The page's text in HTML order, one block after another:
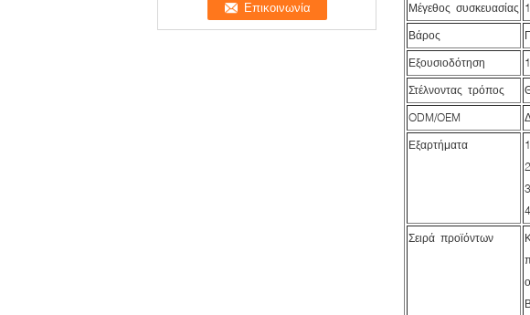
Μέγεθος συσκευασίας
Βάρος
Εξουσιοδότηση
Στέλνοντας τρόπος
ODM/OEM
Εξαρτήματα
Σειρά προϊόντων